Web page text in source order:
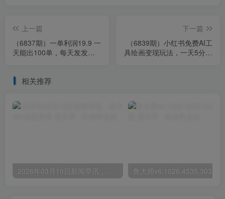
上一篇
（6837期）一单利润19.9 一
天能出100单，每天发发图
下一篇
（6839期）小红书免费AI工
具绘画变现玩法，一天5分钟
相关推荐